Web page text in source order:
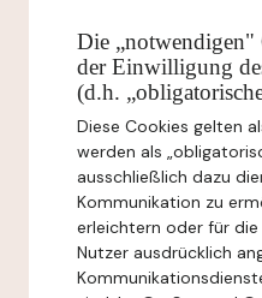
Die
der Einwilligung
(d.h.
Diese Cookies gelten
werden als
ausschließlich dazu
Kommunikation zu
erleichtern oder für
Nutzer ausdrücklich